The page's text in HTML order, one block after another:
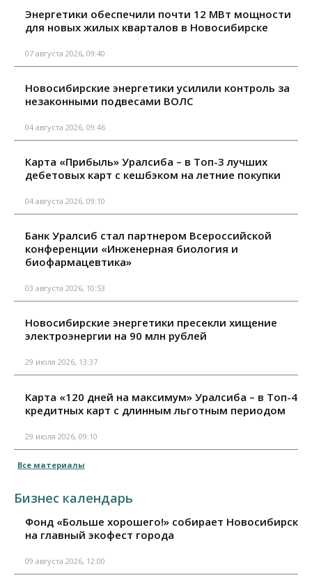
Энергетики обеспечили почти 12 МВт мощности
для новых жилых кварталов в Новосибирске
07 августа 2026, 09:40
Новосибирские энергетики усилили контроль за
незаконными подвесами ВОЛС
04 августа 2026, 09:46
Карта «Прибыль» Уралсиба – в Топ-3 лучших
дебетовых карт с кешбэком на летние покупки
04 августа 2026, 09:10
Банк Уралсиб стал партнером Всероссийской
конференции «Инженерная биология и
биофармацевтика»
03 августа 2026, 10:53
Новосибирские энергетики пресекли хищение
электроэнергии на 90 млн рублей
29 июля 2026, 13:37
Карта «120 дней на максимум» Уралсиба – в Топ-4
кредитных карт с длинным льготным периодом
29 июля 2026, 09:10
Все материалы
Бизнес календарь
Фонд «Больше хорошего!» собирает Новосибирск
на главный экофест города
09 августа 2026, 12:00